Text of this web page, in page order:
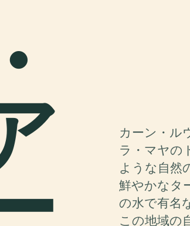
カーン・ル
ラ・マヤの
ような自然
鮮やかなタ
の水で有名
この地域の